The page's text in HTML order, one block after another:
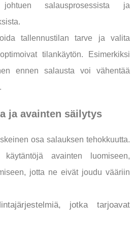
salausprosessista ja
tallennustilan tarve ja valita
tilankäytön. Esimerkiksi
ennen salausta voi vähentää
ja avainten säilytys
osa salauksen tehokkuutta.
avainten luomiseen,
jotta ne eivät joudu vääriin
jotka tarjoavat